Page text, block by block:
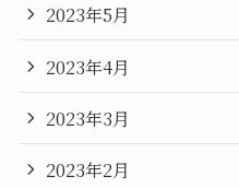
2023年5月
2023年4月
2023年3月
2023年2月